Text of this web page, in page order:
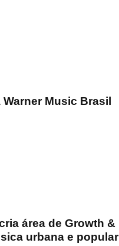
Music Brasil
área de Growth &
urbana e popular